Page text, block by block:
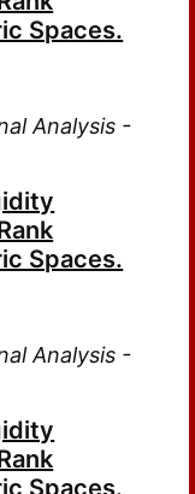
Spaces.
Analysis -
Spaces.
Analysis -
Spaces.